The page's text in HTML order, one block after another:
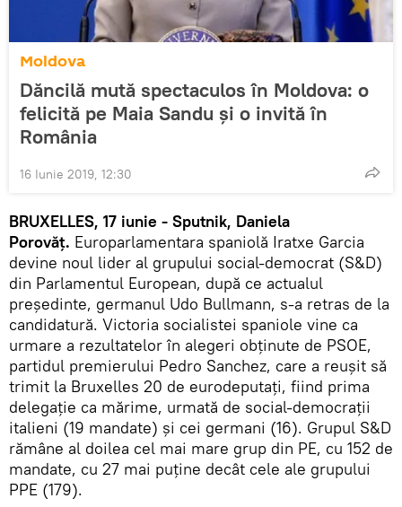
Moldova
Dăncilă mută spectaculos în Moldova: o
felicită pe Maia Sandu și o invită în
România
16 Iunie 2019, 12:30
BRUXELLES, 17 iunie - Sputnik, Daniela
Porovăț. Europarlamentara spaniolă Iratxe Garcia
devine noul lider al grupului social-democrat (S&D)
din Parlamentul European, după ce actualul
preşedinte, germanul Udo Bullmann, s-a retras de la
candidatură. Victoria socialistei spaniole vine ca
urmare a rezultatelor în alegeri obținute de PSOE,
partidul premierului Pedro Sanchez, care a reușit să
trimit la Bruxelles 20 de eurodeputați, fiind prima
delegație ca mărime, urmată de social-democrații
italieni (19 mandate) și cei germani (16). Grupul S&D
rămâne al doilea cel mai mare grup din PE, cu 152 de
mandate, cu 27 mai puține decât cele ale grupului
PPE (179).